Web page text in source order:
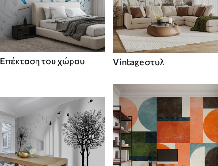
Επέκταση του χώρου Vintage στυλ